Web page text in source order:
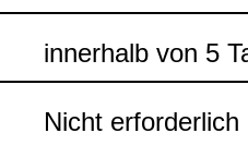
inner­halb von 5
Nicht erfor­der­lich